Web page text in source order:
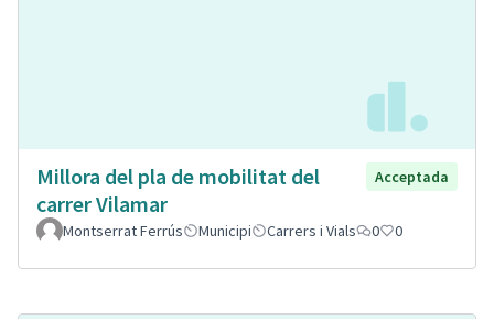
Millora del pla de mobilitat del
carrer Vilamar
Acceptada
Montserrat Ferrús Municipi Carrers i Vials 0 0